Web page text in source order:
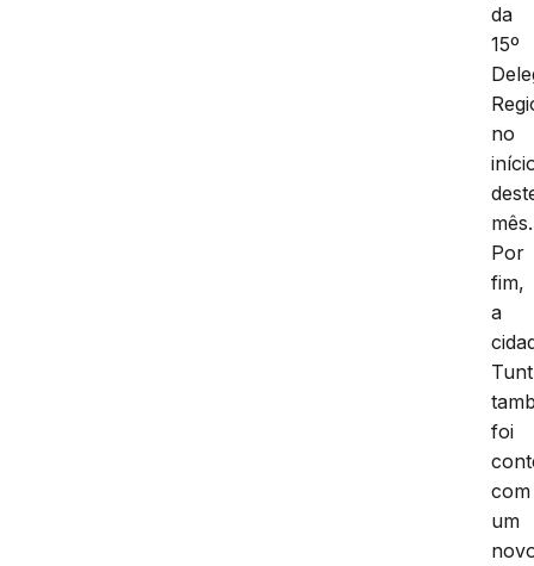
da
15º
no
mês.
Por
fim,
a
foi
com
um